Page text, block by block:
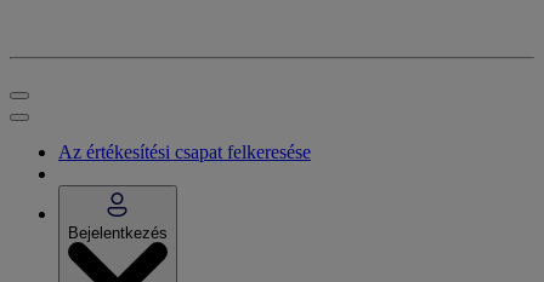
Az értékesítési csapat felkeresése
Bejelentkezés